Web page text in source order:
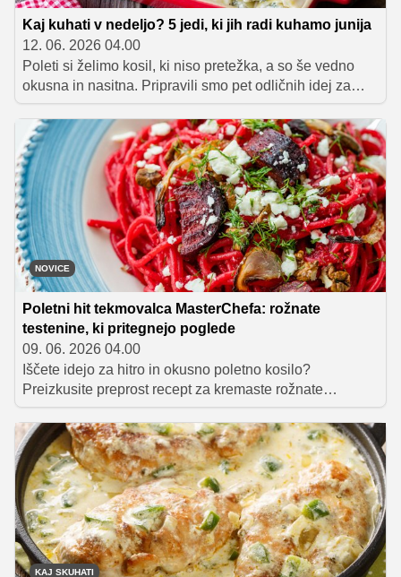
Kaj kuhati v nedeljo? 5 jedi, ki jih radi kuhamo junija
12. 06. 2026 04.00
Poleti si želimo kosil, ki niso pretežka, a so še vedno
okusna in nasitna. Pripravili smo pet odličnih idej za
nedeljsko kosilo, ki jih junija radi pripravljamo.
NOVICE
Poletni hit tekmovalca MasterChefa: rožnate
testenine, ki pritegnejo poglede
09. 06. 2026 04.00
Iščete idejo za hitro in okusno poletno kosilo?
Preizkusite preprost recept za kremaste rožnate
testenine s peso, feta sirom in hrustljavimi oreščki, ki je
pripravljen v pičlih nekaj minutah. Ta hitra poletna jed
izpod rok Matica Mačka je idealna izbira za ljubitelje
lahkih brezmesnih obrokov.
KAJ SKUHATI